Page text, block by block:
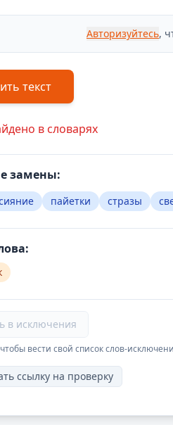
Авторизуйтесь,
текст
в словарях
замены:
пайетки стразы
в исключения
чтобы вести свой список слов-
ссылку на проверку